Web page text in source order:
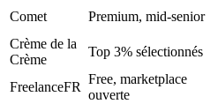
Comet
Premium, mid-senior
Crème de la
Crème
Top 3% sélectionnés
FreelanceFR
Free, marketplace
ouverte